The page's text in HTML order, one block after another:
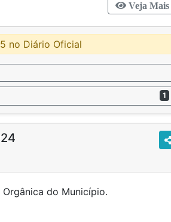
Veja Mais
no Diário Oficial
1
Lei Orgânica do Município.